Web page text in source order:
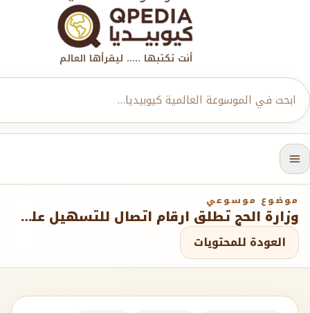
أنت تكتبها ..... ليقرأها العالم
موضوع موسوعي
وزارة الحج تطلق ارقام اتصال للتسهيل على الحجاج
العودة للمحتويات